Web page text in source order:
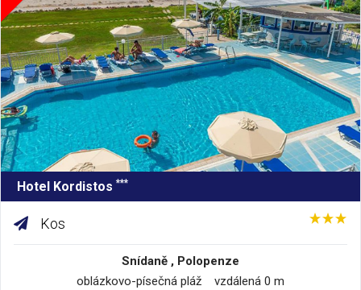
Hotel Kordistos ***
Kos
Snídaně , Polopenze
oblázkovo-písečná pláž vzdálená 0 m